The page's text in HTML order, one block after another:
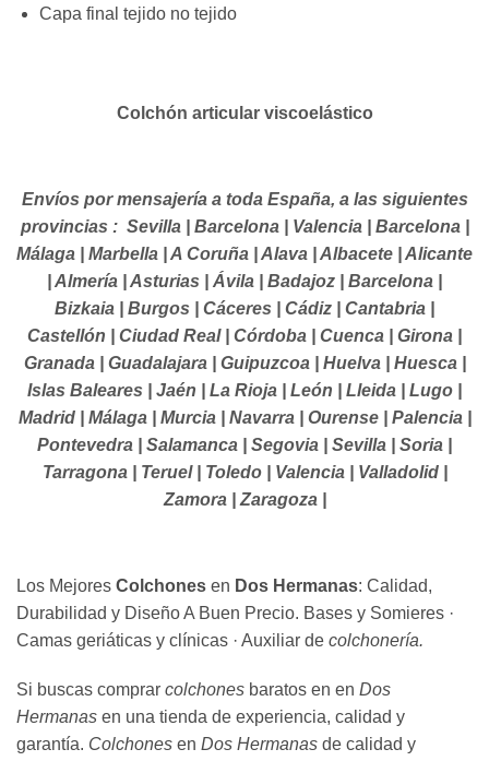
Capa final tejido no tejido
Colchón articular viscoelástico
Envíos por mensajería a toda España, a las siguientes
provincias : Sevilla | Barcelona | Valencia | Barcelona |
Málaga | Marbella | A Coruña | Alava | Albacete | Alicante
| Almería | Asturias | Ávila | Badajoz | Barcelona |
Bizkaia | Burgos | Cáceres | Cádiz | Cantabria |
Castellón | Ciudad Real | Córdoba | Cuenca | Girona |
Granada | Guadalajara | Guipuzcoa | Huelva | Huesca |
Islas Baleares | Jaén | La Rioja | León | Lleida | Lugo |
Madrid | Málaga | Murcia | Navarra | Ourense | Palencia |
Pontevedra | Salamanca | Segovia | Sevilla | Soria |
Tarragona | Teruel | Toledo | Valencia | Valladolid |
Zamora | Zaragoza |
Los Mejores Colchones en Dos Hermanas: Calidad,
Durabilidad y Diseño A Buen Precio. Bases y Somieres ·
Camas geriáticas y clínicas · Auxiliar de colchonería.
Si buscas comprar colchones baratos en en Dos
Hermanas en una tienda de experiencia, calidad y
garantía. Colchones en Dos Hermanas de calidad y